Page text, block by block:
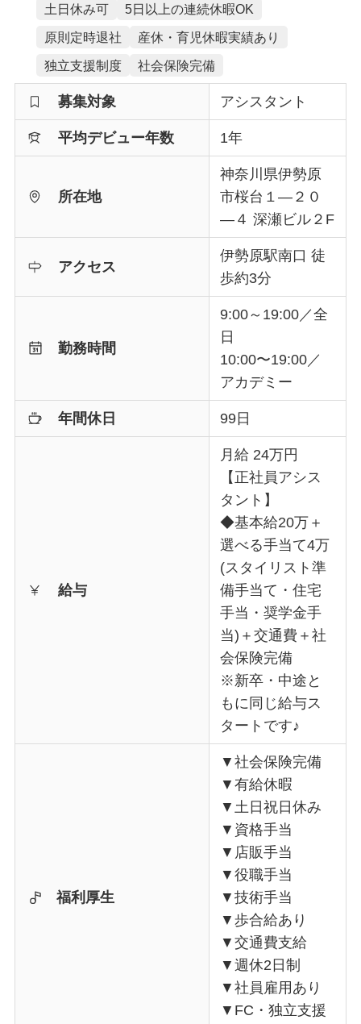
土日休み可
5日以上の連続休暇OK
原則定時退社
産休・育児休暇実績あり
独立支援制度
社会保険完備
募集対象 アシスタント
平均デビュー年数 1年
所在地
神奈川県伊勢原
市桜台１―２０
―４ 深瀬ビル２F
アクセス
伊勢原駅南口 徒
歩約3分
勤務時間
9:00～19:00／全
日
10:00〜19:00／
アカデミー
年間休日 99日
給与
月給 24万円
【正社員アシス
タント】
◆基本給20万＋
選べる手当て4万
(スタイリスト準
備手当て・住宅
手当・奨学金手
当)＋交通費＋社
会保険完備
※新卒・中途と
もに同じ給与ス
タートです♪
福利厚生
▼社会保険完備
▼有給休暇
▼土日祝日休み
▼資格手当
▼店販手当
▼役職手当
▼技術手当
▼歩合給あり
▼交通費支給
▼週休2日制
▼社員雇用あり
▼FC・独立支援